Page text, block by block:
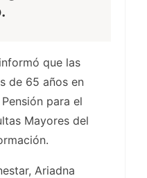
que las
de 65 años en
para el
Mayores del
Ariadna